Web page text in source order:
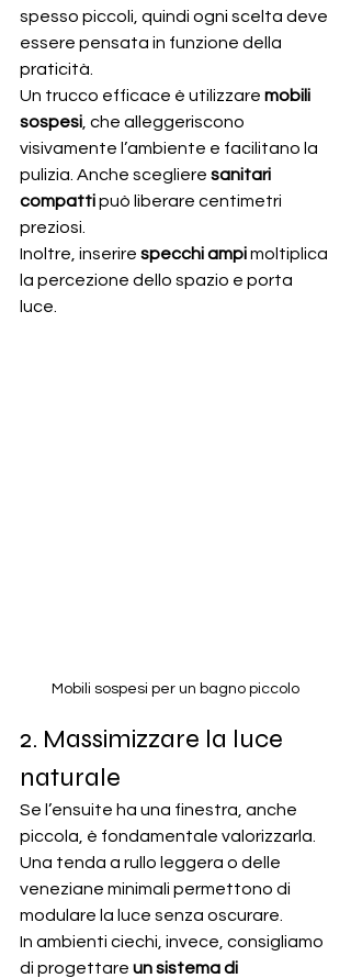
spesso piccoli, quindi ogni scelta deve
essere pensata in funzione della
praticità.
Un trucco efficace è utilizzare mobili
sospesi , che alleggeriscono
visivamente l’ambiente e facilitano la
pulizia. Anche scegliere sanitari
compatti può liberare centimetri
preziosi.
Inoltre, inserire specchi ampi moltiplica
la percezione dello spazio e porta
luce.
Mobili sospesi per un bagno piccolo
2. Massimizzare la luce
naturale
Se l’ensuite ha una finestra, anche
piccola, è fondamentale valorizzarla.
Una tenda a rullo leggera o delle
veneziane minimali permettono di
modulare la luce senza oscurare.
In ambienti ciechi, invece, consigliamo
di progettare un sistema di